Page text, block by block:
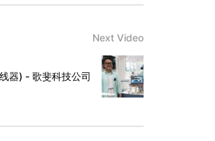
Next Video
器) - 歌斐科技公司